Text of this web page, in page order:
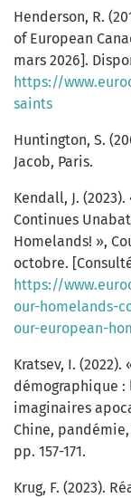
Henderson, R.
of European
mars 2026].
https://
saints
Huntington, S.
Jacob, Paris.
Kendall, J.
Continues
Homelands! »,
octobre.
https://
our-homelands-
our-european-
Kratsev, I.
démographique
imaginaires
Chine,
pp. 157-171.
Krug, F. (2023).